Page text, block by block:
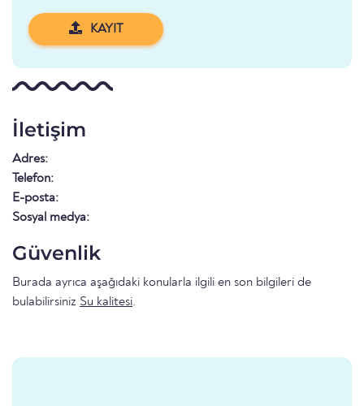
KAYIT
İletişim
Adres:
Telefon:
E-posta:
Sosyal medya:
Güvenlik
Burada ayrıca aşağıdaki konularla ilgili en son bilgileri de
bulabilirsiniz Su kalitesi.